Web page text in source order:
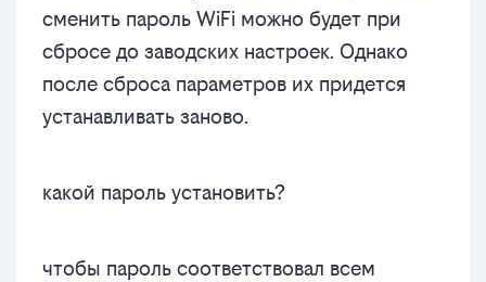
сменить пароль WiFi можно будет при
сбросе до заводских настроек. Однако
после сброса параметров их придется
устанавливать заново.
какой пароль установить?
чтобы пароль соответствовал всем